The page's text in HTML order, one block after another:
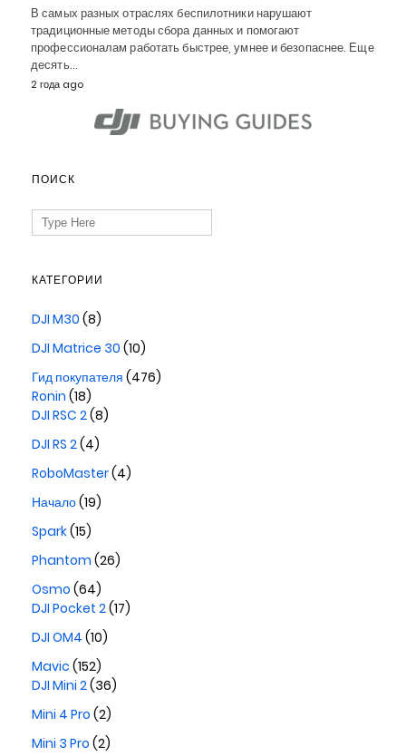
В самых разных отраслях беспилотники нарушают
традиционные методы сбора данных и помогают
профессионалам работать быстрее, умнее и безопаснее. Еще
десять…
2 года ago
ПОИСК
Search
for:
КАТЕГОРИИ
DJI M30 (8)
DJI Matrice 30 (10)
Гид покупателя (476)
Ronin (18)
DJI RSC 2(8)
DJI RS 2(4)
RoboMaster(4)
Начало(19)
Spark(15)
Phantom (26)
Osmo (64)
DJI Pocket 2(17)
DJI OM4 (10)
Mavic (152)
DJI Mini 2(36)
Mini 4 Pro (2)
Mini 3 Pro (2)